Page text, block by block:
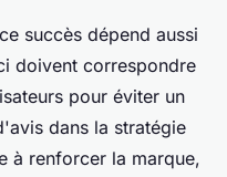
succès dépend aussi
doivent correspondre
pour éviter un
dans la stratégie
à renforcer la marque,